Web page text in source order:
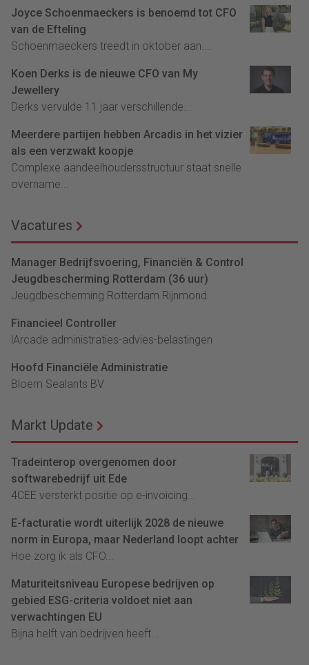
Joyce Schoenmaeckers is benoemd tot CFO
van de Efteling
Schoenmaeckers treedt in oktober aan....
Koen Derks is de nieuwe CFO van My
Jewellery
Derks vervulde 11 jaar verschillende...
Meerdere partijen hebben Arcadis in het vizier
als een verzwakt koopje
Complexe aandeelhoudersstructuur staat snelle
overname...
Vacatures
Manager Bedrijfsvoering, Financiën & Control
Jeugdbescherming Rotterdam (36 uur)
Jeugdbescherming Rotterdam Rijnmond
Financieel Controller
lArcade administraties-advies-belastingen
Hoofd Financiële Administratie
Bloem Sealants BV
Markt Update
Tradeinterop overgenomen door
softwarebedrijf uit Ede
4CEE versterkt positie op e-invoicing...
E-facturatie wordt uiterlijk 2028 de nieuwe
norm in Europa, maar Nederland loopt achter
Hoe zorg ik als CFO...
Maturiteitsniveau Europese bedrijven op
gebied ESG-criteria voldoet niet aan
verwachtingen EU
Bijna helft van bedrijven heeft...